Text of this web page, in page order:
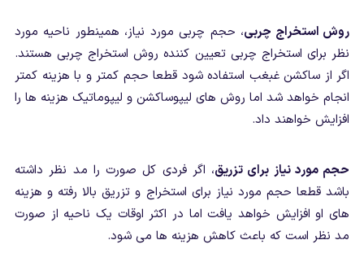
روش استخراج چربی، حجم چربی مورد نیاز، همینطور ناحیه مورد
نظر برای استخراج چربی تعیین کننده روش استخراج چربی هستند.
اگر از ساکشن غبغب استفاده شود قطعا حجم کمتر و با هزینه کمتر
انجام خواهد شد اما روش های لیپوساکشن و لیپوماتیک هزینه ها را
افزایش خواهند داد.
حجم مورد نیاز برای تزریق، اگر فردی کل صورت را مد نظر داشته
باشد قطعا حجم مورد نیاز برای استخراج و تزریق بالا رفته و هزینه
های او افزایش خواهد یافت اما در اکثر اوقات یک ناحیه از صورت
مد نظر است که باعث کاهش هزینه ها می شود.